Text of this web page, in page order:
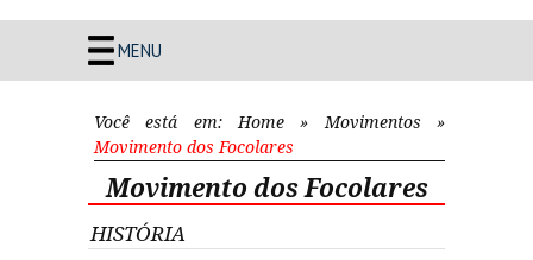
MENU
Você está em: Home » Movimentos »
Movimento dos Focolares
Movimento dos Focolares
HISTÓRIA